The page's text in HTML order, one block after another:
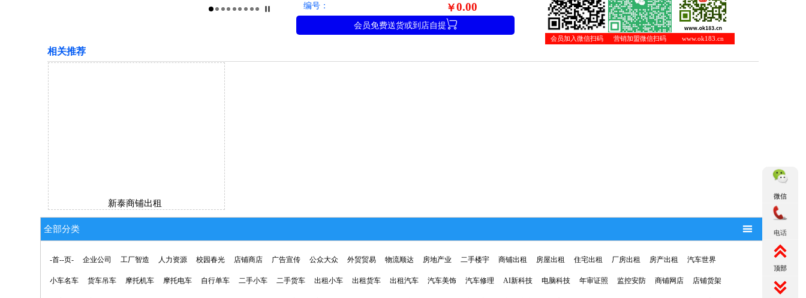
编号： ￥0.00
会员免费送货或到店自提
会员加入微信扫码 营销加盟微信扫码 www.ok183.cn
相关推荐
新泰商铺出租
全部分类 
-首--页- 企业公司 工厂智造 人力资源 校园春光 店铺商店 广告宣传 公众大众 外贸贸易 物流顺达 房地产业 二手楼宇 商铺出租 房屋出租 住宅出租 厂房出租 房产出租 汽车世界
小车名车 货车吊车 摩托机车 摩托电车 自行单车 二手小车 二手货车 出租小车 出租货车 出租汽车 汽车美饰 汽车修理 AI新科技 电脑科技 年审证照 监控安防 商铺网店 店铺货架
微信
电话

顶部
